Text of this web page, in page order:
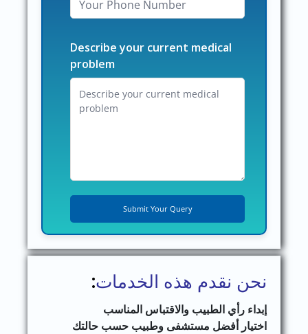
Describe your current medical
problem
نحن نقدم هذه الخدمات:
إبداء رأي الطبيب والاقتباس المناسب
اختيار أفضل مستشفى وطبيب حسب حالتك